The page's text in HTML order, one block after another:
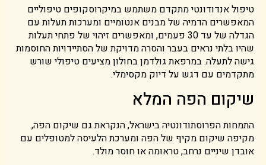
טיפול אנדודונטי מתקדם משתמש במיקרוסקופים טיפוליים
המאפשרים הדמיה של מבנים אנטומיים ומערכות תעלות עם
הגדלה של עד 30 פעמים, ומאפשרים זיהוי של פתחי תעלות
שהיו בלתי נראים בעבר והסרה מדויקת של הסתיידויות החוסמות
גישה לתעלה. במרפאת גולדמן בחולון מציעים טיפולי שורש
מתקדמים עם דגש על דיוק מקסימלי.
שיקום הפה המלא
התמחות הפרוסתודונטיה בישראל, הנקראת גם שיקום הפה,
מקיפה שיקום מקיף של הפה ומערכת הלעיסה למטופלים עם
אובדן שיניים נרחב, טראומה או חוסר מולד.